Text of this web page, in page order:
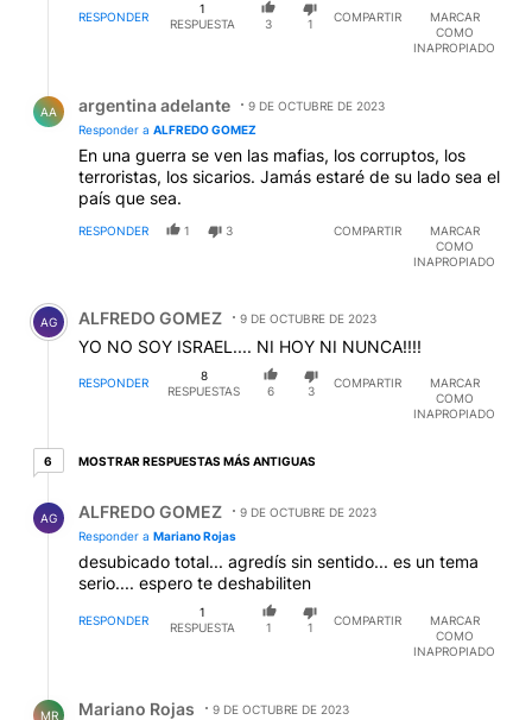
RESPONDER
1
RESPUESTA
3 1
COMPARTIR
MARCAR
COMO
INAPROPIADO
AA argentina adelante
9 DE OCTUBRE DE 2023
Responder a ALFREDO GOMEZ
En una guerra se ven las mafias, los corruptos, los
terroristas, los sicarios. Jamás estaré de su lado sea el
país que sea.
RESPONDER 1 3 COMPARTIR
MARCAR
COMO
INAPROPIADO
Comentario de ALFREDO GOMEZ.
AG ALFREDO GOMEZ 9 DE OCTUBRE DE 2023
YO NO SOY ISRAEL.... NI HOY NI NUNCA!!!!
RESPONDER
8
RESPUESTAS
6 3
COMPARTIR
MARCAR
COMO
INAPROPIADO
66 respuestas más antiguas
MOSTRAR RESPUESTAS MÁS ANTIGUAS
AG ALFREDO GOMEZ
9 DE OCTUBRE DE 2023
Responder a Mariano Rojas
desubicado total... agredís sin sentido... es un tema
serio.... espero te deshabiliten
RESPONDER
1
RESPUESTA
1 1
COMPARTIR
MARCAR
COMO
INAPROPIADO
MR Mariano Rojas
9 DE OCTUBRE DE 2023